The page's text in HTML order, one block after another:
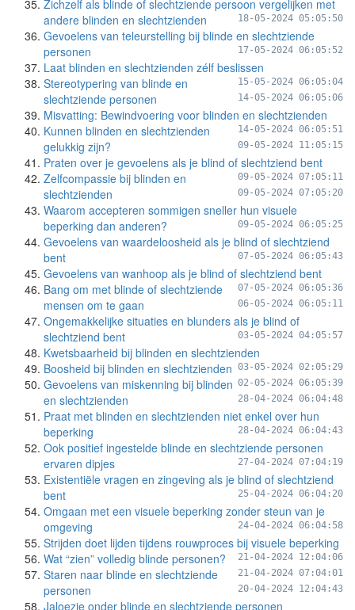
Zichzelf als blinde of slechtziende persoon vergelijken met
andere blinden en slechtzienden
18-05-2024 05:05:50
Gevoelens van teleurstelling bij blinde en slechtziende
personen
17-05-2024 06:05:52
Laat blinden en slechtzienden zélf beslissen
15-05-2024 06:05:04
Stereotypering van blinde en
slechtziende personen
14-05-2024 06:05:06
Misvatting: Bewindvoering voor blinden en slechtzienden
14-05-2024 06:05:51
Kunnen blinden en slechtzienden
gelukkig zijn?
09-05-2024 11:05:15
Praten over je gevoelens als je blind of slechtziend bent
09-05-2024 07:05:11
Zelfcompassie bij blinden en
slechtzienden
09-05-2024 07:05:20
Waarom accepteren sommigen sneller hun visuele
beperking dan anderen?
09-05-2024 06:05:25
Gevoelens van waardeloosheid als je blind of slechtziend
bent
07-05-2024 06:05:43
Gevoelens van wanhoop als je blind of slechtziend bent
07-05-2024 06:05:36
Bang om met blinde of slechtziende
mensen om te gaan
06-05-2024 06:05:11
Ongemakkelijke situaties en blunders als je blind of
slechtziend bent
03-05-2024 04:05:57
Kwetsbaarheid bij blinden en slechtzienden
03-05-2024 02:05:29
Boosheid bij blinden en slechtzienden
02-05-2024 06:05:39
Gevoelens van miskenning bij blinden
en slechtzienden
28-04-2024 06:04:48
Praat met blinden en slechtzienden niet enkel over hun
beperking
28-04-2024 06:04:43
Ook positief ingestelde blinde en slechtziende personen
ervaren dipjes
27-04-2024 07:04:19
Existentiële vragen en zingeving als je blind of slechtziend
bent
25-04-2024 06:04:20
Omgaan met een visuele beperking zonder steun van je
omgeving
24-04-2024 06:04:58
Strijden doet lijden tijdens rouwproces bij visuele beperking
21-04-2024 12:04:06
Wat “zien” volledig blinde personen?
21-04-2024 07:04:01
Staren naar blinde en slechtziende
personen
20-04-2024 12:04:43
Jaloezie onder blinde en slechtziende personen